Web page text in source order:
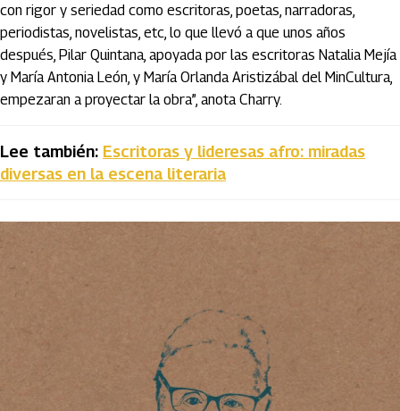
con rigor y seriedad como escritoras, poetas, narradoras,
periodistas, novelistas, etc, lo que llevó a que unos años
después, Pilar Quintana, apoyada por las escritoras Natalia Mejía
y María Antonia León, y María Orlanda Aristizábal del MinCultura,
empezaran a proyectar la obra”, anota Charry.
Lee también: Escritoras y lideresas afro: miradas
diversas en la escena literaria